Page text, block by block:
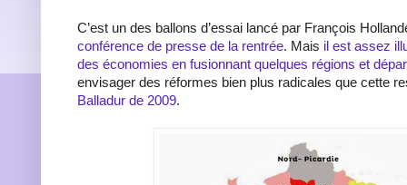
C’est un des ballons d’essai lancé par François
conférence de presse de la rentrée. Mais il est assez
des économies en fusionnant quelques régions et
envisager des réformes bien plus radicales que cette
Balladur de 2009.